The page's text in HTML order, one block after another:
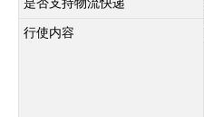
是否支持物流快递
行使内容